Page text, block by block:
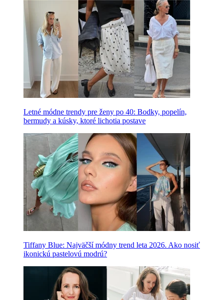
Letné módne trendy pre ženy po 40: Bodky, popelín,
bermudy a kúsky, ktoré lichotia postave
Tiffany Blue: Najväčší módny trend leta 2026. Ako nosiť
ikonickú pastelovú modrú?